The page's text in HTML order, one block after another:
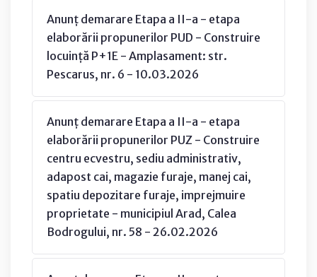
Anunț demarare Etapa a II-a - etapa
elaborării propunerilor PUD - Construire
locuință P+1E - Amplasament: str.
Pescarus, nr. 6 - 10.03.2026
Anunț demarare Etapa a II-a - etapa
elaborării propunerilor PUZ - Construire
centru ecvestru, sediu administrativ,
adapost cai, magazie furaje, manej cai,
spatiu depozitare furaje, imprejmuire
proprietate - municipiul Arad, Calea
Bodrogului, nr. 58 - 26.02.2026